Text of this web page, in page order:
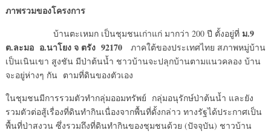
ภาพรวมของโครงการ
บ้านตะเหมก เป็นชุมชนเก่าแก่ มากว่า 200 ปี ตั้งอยู่ที่ ม.9
ต.ละมอ อ.นาโยง จ ตรัง 92170
ภาคใต้ของประเทศไทย สภาพหมู่บ้าน
เป็นเนินเขา สูงชัน มีป่าต้นน้ำ ชาวบ้านจะปลุกบ้านตามแนวคลอง บ้าน
จะอยู่ห่างๆ กัน ตามที่ดินของตัวเอง
ในชุมชนมีการรวมตัวทำกลุ่มออมทรัพย์ กลุ่มอนุรักษ์ป่าต้นน้ำ และยัง
รวมตัวต่อสู้เรื่องที่ดินทำกินเนื่องจากพื้นที่ดั้งกล่าว ทางรัฐได้ประกาศเป็น
พื้นที่ป่าสงวน ซึ่งรวมถึงที่ดินทำกินของชุมชนด้วย (ปัจจุบัน) ชาวบ้าน